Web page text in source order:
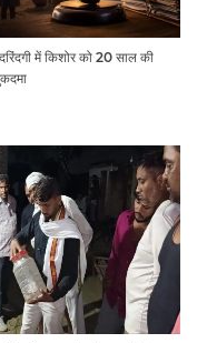
में किशोर को 20 साल की